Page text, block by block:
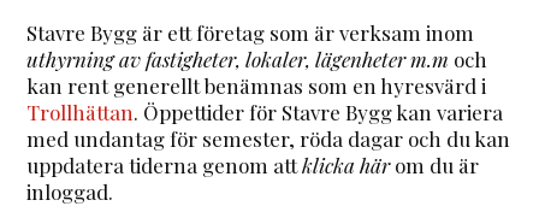
Stavre Bygg är ett företag som är verksam inom
uthyrning av fastigheter, lokaler, lägenheter m.m och
kan rent generellt benämnas som en hyresvärd i
Trollhättan. Öppettider för Stavre Bygg kan variera
med undantag för semester, röda dagar och du kan
uppdatera tiderna genom attklicka härom du är
inloggad.